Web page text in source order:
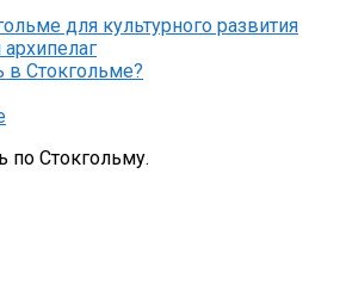
для культурного развития
в Стокгольме?
по Стокгольму.